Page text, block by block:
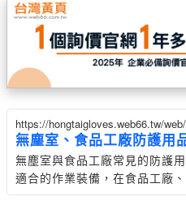
https://hongtaigloves.web66.tw/
無塵室、食品工廠防護用
無塵室與食品工廠常見的防護
適合的作業裝備，在食品工廠
作業中是重要的工作